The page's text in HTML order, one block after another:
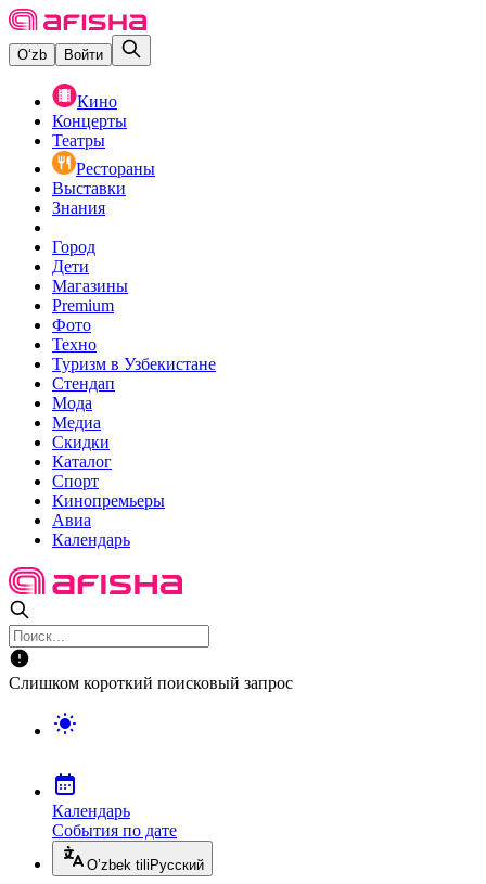
O‘zb Войти
Кино
Концерты
Театры
Рестораны
Выставки
Знания
Город
Дети
Магазины
Premium
Фото
Техно
Туризм в Узбекистане
Стендап
Мода
Медиа
Скидки
Каталог
Спорт
Кинопремьеры
Авиа
Календарь
Слишком короткий поисковый запрос
Календарь
События по дате
O’zbek tili Русский